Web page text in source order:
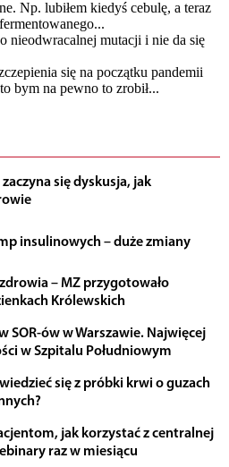
się dyskusja, jak
insulinowych – duże zmiany
– MZ przygotowało
Królewskich
SOR-ów w Warszawie. Najwięcej
w Szpitalu Południowym
się z próbki krwi o guzach
jak korzystać z centralnej
raz w miesiącu